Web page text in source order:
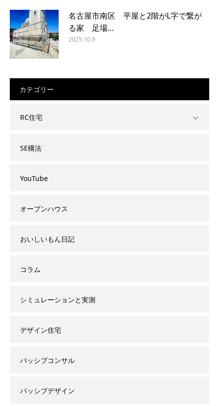
名古屋市南区 平屋と2階がL字で繋が
る家 足場…
2025.10.9
カテゴリー
RC住宅
SE構法
YouTube
オープンハウス
おいしいもん日記
コラム
シミュレーションと実測
デザイン住宅
パッシブコンサル
パッシブデザイン